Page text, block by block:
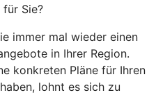
Sie?
immer mal wieder einen
in Ihrer Region.
konkreten Pläne für Ihren
lohnt es sich zu